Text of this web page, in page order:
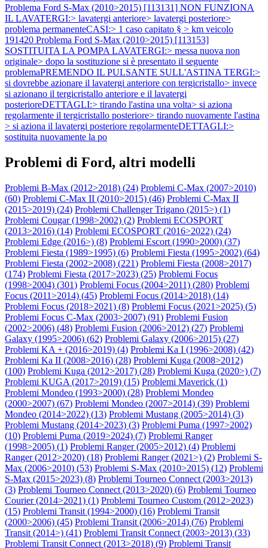
Problema Ford S-Max (2010>2015) [113131] NON FUNZIONA
IL LAVATERGI:> lavatergi anteriore> lavatergi posteriore>
problema permanenteCASI:> 1 caso capitato § > km veicolo
191420 Problema Ford S-Max (2010>2015) [113153]
SOSTITUITA LA POMPA LAVATERGI:> messa nuova non
originale> dopo la sostituzione si è presentato il seguente
problemaPREMENDO IL PULSANTE SULL'ASTINA TERGI:>
si dovrebbe azionare il lavatergi anteriore con tergicristallo> invece
si azionano il tergicristallo anteriore e il lavatergi
posterioreDETTAGLI:> tirando l'astina una volta> si aziona
regolarmente il tergicristallo posteriore> tirando nuovamente l'astina
> si aziona il lavatergi posteriore regolarmenteDETTAGLI:>
sostituita nuovamente la po
Problemi di Ford, altri modelli
Problemi B-Max (2012>2018) (24) Problemi C-Max (2007>2010)
(60) Problemi C-Max II (2010>2015) (46) Problemi C-Max II
(2015>2019) (24) Problemi Challenger Trigano (2015>) (1)
Problemi Cougar (1998>2002) (2) Problemi ECOSPORT
(2013>2016) (14) Problemi ECOSPORT (2016>2022) (24)
Problemi Edge (2016>) (8) Problemi Escort (1990>2000) (37)
Problemi Fiesta (1989>1995) (6) Problemi Fiesta (1995>2002) (64)
Problemi Fiesta (2002>2008) (221) Problemi Fiesta (2008>2017)
(174) Problemi Fiesta (2017>2023) (25) Problemi Focus
(1998>2004) (301) Problemi Focus (2004>2011) (280) Problemi
Focus (2011>2014) (45) Problemi Focus (2014>2018) (14)
Problemi Focus (2018>2021) (8) Problemi Focus (2021>2025) (5)
Problemi Focus C-Max (2003>2007) (91) Problemi Fusion
(2002>2006) (48) Problemi Fusion (2006>2012) (27) Problemi
Galaxy (1995>2006) (62) Problemi Galaxy (2006>2015) (27)
Problemi KA + (2016>2019) (4) Problemi Ka I (1996>2008) (42)
Problemi Ka II (2008>2016) (28) Problemi Kuga (2008>2012)
(100) Problemi Kuga (2012>2017) (28) Problemi Kuga (2020>) (7)
Problemi KUGA (2017>2019) (15) Problemi Maverick (1)
Problemi Mondeo (1993>2000) (28) Problemi Mondeo
(2000>2007) (67) Problemi Mondeo (2007>2014) (39) Problemi
Mondeo (2014>2022) (13) Problemi Mustang (2005>2014) (3)
Problemi Mustang (2014>2023) (3) Problemi Puma (1997>2002)
(10) Problemi Puma (2019>2024) (7) Problemi Ranger
(1998>2005) (1) Problemi Ranger (2005>2012) (4) Problemi
Ranger (2012>2020) (18) Problemi Ranger (2021>) (2) Problemi S-
Max (2006>2010) (53) Problemi S-Max (2010>2015) (12) Problemi
S-Max (2015>2023) (8) Problemi Tourneo Connect (2003>2013)
(3) Problemi Tourneo Connect (2013>2020) (6) Problemi Tourneo
Courier (2014>2021) (1) Problemi Tourneo Custom (2012>2023)
(15) Problemi Transit (1994>2000) (16) Problemi Transit
(2000>2006) (45) Problemi Transit (2006>2014) (76) Problemi
Transit (2014>) (41) Problemi Transit Connect (2003>2013) (33)
Problemi Transit Connect (2013>2018) (9) Problemi Transit